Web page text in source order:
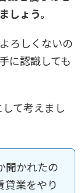
しょう。
ろしくないの
に認識しても
て考えまし
聞かれたの
貸業をやり